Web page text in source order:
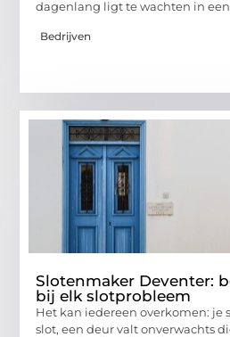
dagenlang ligt te wachten in een
Bedrijven
Slotenmaker Deventer:
bij elk slotprobleem
Het kan iedereen overkomen: je
slot, een deur valt onverwachts